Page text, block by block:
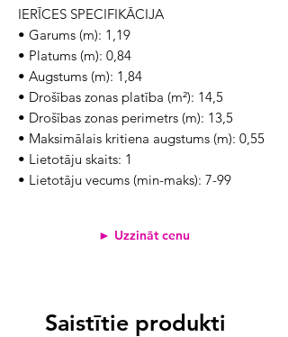
IERĪCES SPECIFIKĀCIJA
• Garums (m): 1,19
• Platums (m): 0,84
• Augstums (m): 1,84
• Drošības zonas platība (m²): 14,5
• Drošības zonas perimetrs (m): 13,5
• Maksimālais kritiena augstums (m): 0,55
• Lietotāju skaits: 1
• Lietotāju vecums (min-maks): 7-99
► Uzzināt cenu
Saistītie produkti